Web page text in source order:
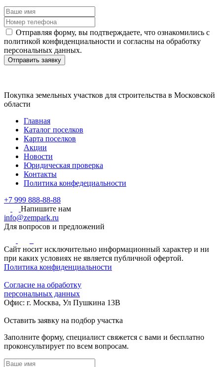
Отправляя форму, вы подтверждаете, что ознакомились с
политикой конфиденциальности и согласны на обработку
персональных данных.
Отправить заявку
Покупка земельных участков для строительства в Московской
области
Главная
Каталог поселков
Карта поселков
Акции
Новости
Юридическая проверка
Контакты
Политика конфедециальности
+7 999 888-88-88
Напишите нам
info@zempark.ru
Для вопросов и предложений
Сайт носит исключительно информационный характер и ни
при каких условиях не является публичной офертой.
Политика конфиденциальности
Согласие на обработку
персональных данных
Офис: г. Москва, Ул Пушкина 13В
Оставить заявку на подбор участка
Заполните форму, специалист свяжется с вами и бесплатно
проконсультирует по всем вопросам.